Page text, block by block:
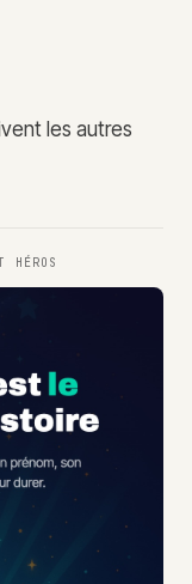
les autres
HÉROS